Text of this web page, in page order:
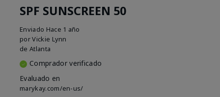
SPF SUNSCREEN 50
Enviado Hace 1 año
porVickie Lynn
de Atlanta
Comprador verificado
Evaluado en
marykay.com/en-us/